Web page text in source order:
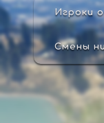
Игроки
Смены